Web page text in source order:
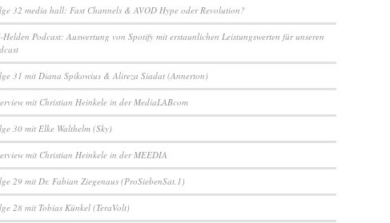
32 media hall: Fast Channels & AVOD Hype oder Revolution?
Helden Podcast: Auswertung von Spotify mit erstaunlichen Leistungswerten für unseren
31 mit Diana Spikowius & Alireza Siadat (Annerton)
mit Christian Heinkele in der MediaLABcom
30 mit Elke Walthelm (Sky)
mit Christian Heinkele in der MEEDIA
29 mit Dr. Fabian Ziegenaus (ProSiebenSat.1)
28 mit Tobias Künkel (TeraVolt)